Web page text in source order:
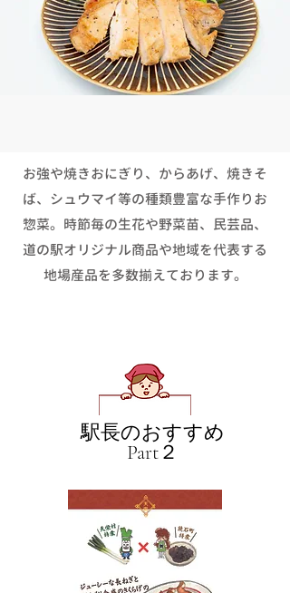
​お強や焼きおにぎり、からあげ、焼きそ
ば、シュウマイ等の種類豊富な手作りお
惣菜。時節毎の生花や野菜苗、民芸品、
道の駅オリジナル商品や地域を代表する
地場産品を多数揃えております。
駅長のおすすめ
​Part２